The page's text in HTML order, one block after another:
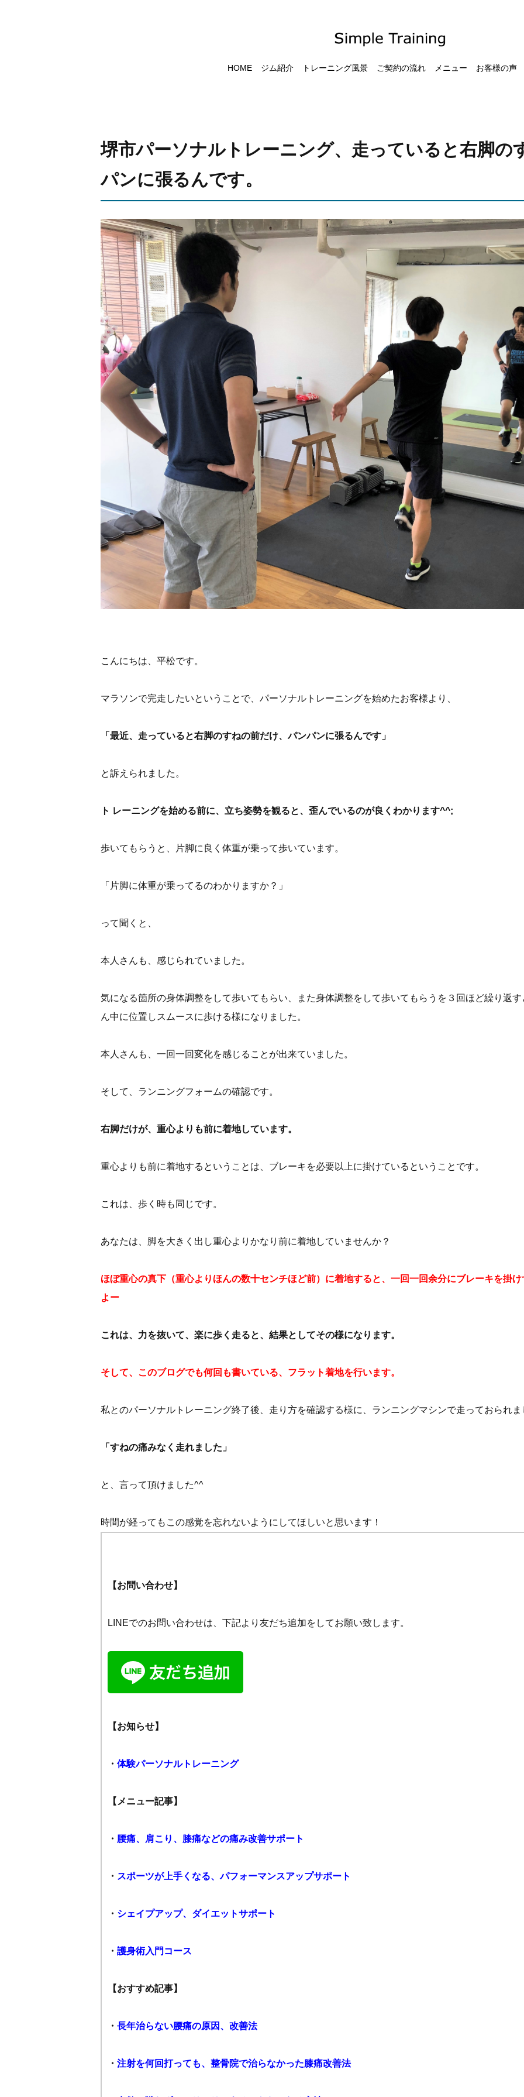
HOME ジム紹介 トレーニング風景 ご契約の流れ メニュー お客様の声
堺市パーソナルトレーニング、走っていると右脚の
パンに張るんです。
こんにちは、平松です。
マラソンで完走したいということで、パーソナルトレーニングを始めたお客様より、
「最近、走っていると右脚のすねの前だけ、パンパンに張るんです」
と訴えられました。
ト レーニングを始める前に、立ち姿勢を観ると、歪んでいるのが良くわかります^^;
歩いてもらうと、片脚に良く体重が乗って歩いています。
「片脚に体重が乗ってるのわかりますか？」
って聞くと、
本人さんも、感じられていました。
気になる箇所の身体調整をして歩いてもらい、また身体調整をして歩いてもらうを３回ほど繰り返
ん中に位置しスムースに歩ける様になりました。
本人さんも、一回一回変化を感じることが出来ていました。
そして、ランニングフォームの確認です。
右脚だけが、重心よりも前に着地しています。
重心よりも前に着地するということは、ブレーキを必要以上に掛けているということです。
これは、歩く時も同じです。
あなたは、脚を大きく出し重心よりかなり前に着地していませんか？
ほぼ重心の真下（重心よりほんの数十センチほど前）に着地すると、一回一回余分にブレーキを掛
よー
これは、力を抜いて、楽に歩く走ると、結果としてその様になります。
そして、このブログでも何回も書いている、フラット着地を行います。
私とのパーソナルトレーニング終了後、走り方を確認する様に、ランニングマシンで走っておられま
「すねの痛みなく走れました」
と、言って頂けました^^
時間が経ってもこの感覚を忘れないようにしてほしいと思います！
【お問い合わせ】
LINEでのお問い合わせは、下記より友だち追加をしてお願い致します。
【お知らせ】
・ 体験パーソナルトレーニング
【メニュー記事】
・ 腰痛、肩こり、膝痛などの痛み改善サポート
・ スポーツが上手くなる、パフォーマンスアップサポート
・ シェイプアップ、ダイエットサポート
・ 護身術入門コース
【おすすめ記事】
・ 長年治らない腰痛の原因、改善法
・ 注射を何回打っても、整骨院で治らなかった膝痛改善法